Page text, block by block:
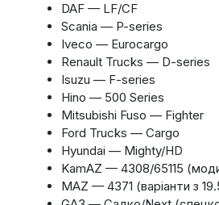
DAF — LF/CF
Scania — P-series
Iveco — Eurocargo
Renault Trucks — D-series
Isuzu — F-series
Hino — 500 Series
Mitsubishi Fuso — Fighter
Ford Trucks — Cargo
Hyundai — Mighty/HD
KamAZ — 4308/65115
MAZ — 4371 (варіанти з